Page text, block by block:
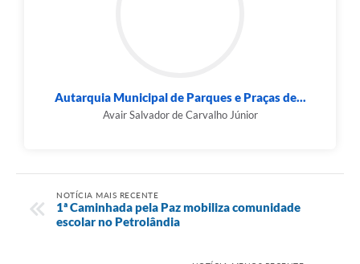
Autarquia Municipal de Parques e Praças de...
Avair Salvador de Carvalho Júnior
NOTÍCIA MAIS RECENTE
1ª Caminhada pela Paz mobiliza comunidade
escolar no Petrolândia